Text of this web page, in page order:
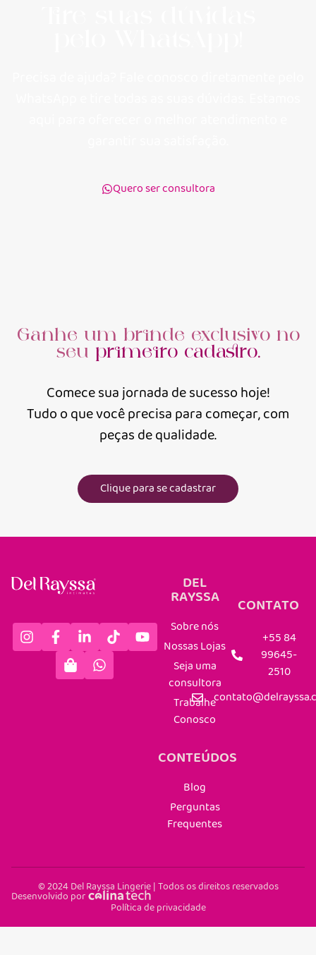
Quero ser consultora
Ganhe um brinde exclusivo no
seu primeiro cadastro.
Comece sua jornada de sucesso hoje!
Tudo o que você precisa para começar, com
peças de qualidade.
Clique para se cadastrar
DEL
RAYSSA
Sobre nós
Nossas Lojas
Seja uma
consultora
Trabalhe
Conosco
CONTEÚDOS
Blog
Perguntas
Frequentes
CONTATO
+55 84
99645-
2510
© 2024 Del Rayssa Lingerie | Todos os direitos reservados
Desenvolvido por
Política de privacidade